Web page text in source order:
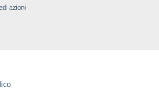
azioni